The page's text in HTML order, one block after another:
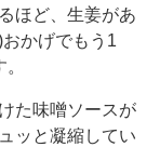
ほど、生姜があ
かげでもう1
た味噌ソースが
ッと凝縮してい